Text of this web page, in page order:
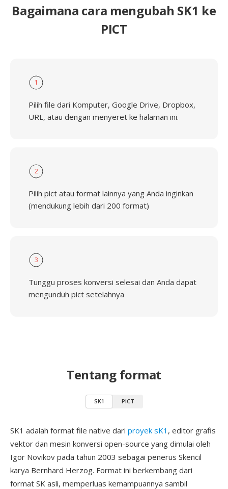
Bagaimana cara mengubah SK1 ke
PICT
1
Pilih file dari Komputer, Google Drive, Dropbox,
URL, atau dengan menyeret ke halaman ini.
2
Pilih pict atau format lainnya yang Anda inginkan
(mendukung lebih dari 200 format)
3
Tunggu proses konversi selesai dan Anda dapat
mengunduh pict setelahnya
Tentang format
SK1 PICT
SK1 adalah format file native dari proyek sK1 , editor grafis
vektor dan mesin konversi open-source yang dimulai oleh
Igor Novikov pada tahun 2003 sebagai penerus Skencil
karya Bernhard Herzog. Format ini berkembang dari
format SK asli, memperluas kemampuannya sambil